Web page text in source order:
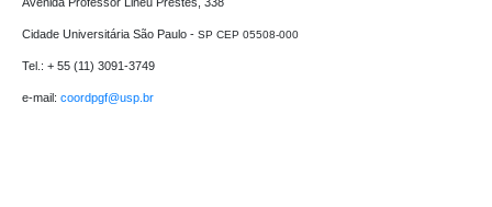
Cidade Universitária São Paulo - SP CEP 05508-000
Tel.: + 55 (11) 3091-3749
e-mail: coordpgf@usp.br